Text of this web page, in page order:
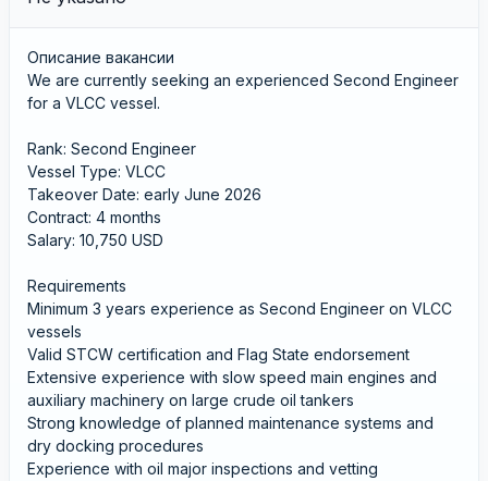
Описание вакансии
We are currently seeking an experienced Second Engineer
for a VLCC vessel.
Rank: Second Engineer
Vessel Type: VLCC
Takeover Date: early June 2026
Contract: 4 months
Salary: 10,750 USD
Requirements
Minimum 3 years experience as Second Engineer on VLCC
vessels
Valid STCW certification and Flag State endorsement
Extensive experience with slow speed main engines and
auxiliary machinery on large crude oil tankers
Strong knowledge of planned maintenance systems and
dry docking procedures
Experience with oil major inspections and vetting